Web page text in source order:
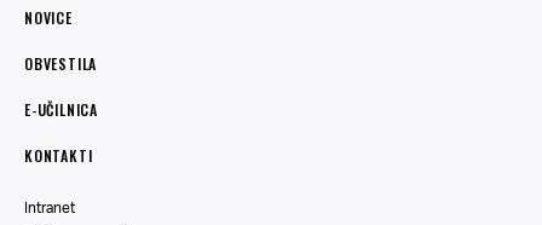
NOVICE
OBVESTILA
E-UČILNICA
KONTAKTI
Intranet